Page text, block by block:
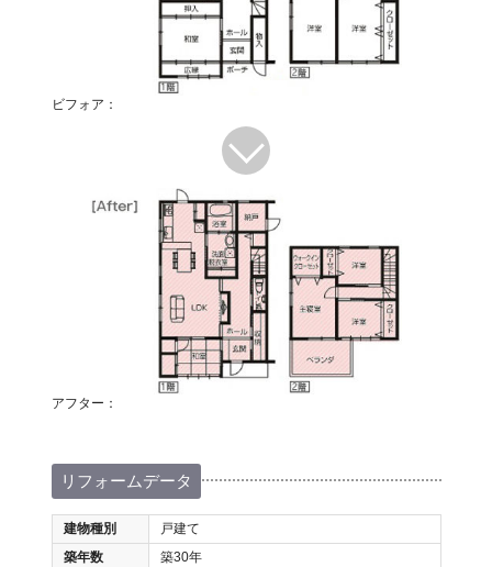
ビフォア：
アフター：
リフォームデータ
建物種別
戸建て
築年数
築30年